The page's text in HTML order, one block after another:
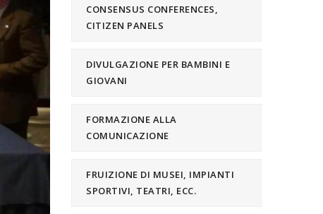
CONSENSUS CONFERENCES,
CITIZEN PANELS
DIVULGAZIONE PER BAMBINI E
GIOVANI
FORMAZIONE ALLA
COMUNICAZIONE
FRUIZIONE DI MUSEI, IMPIANTI
SPORTIVI, TEATRI, ECC.